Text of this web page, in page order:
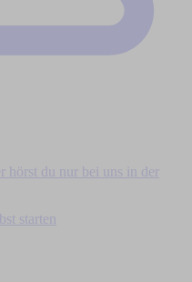
hörst du nur bei uns in der
starten